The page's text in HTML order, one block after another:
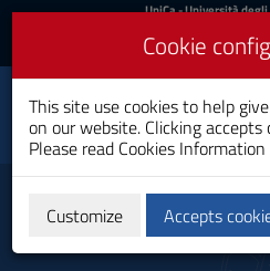
Skip
Content
to
UniCa
Login
UniCa- Università degli
Login
Toggle
navigation
Faculty of
Pharmacy
Notices
Cookie
This site use cookies to help
on our website. Clicking
Please read Cookies Information
Customize Accepts